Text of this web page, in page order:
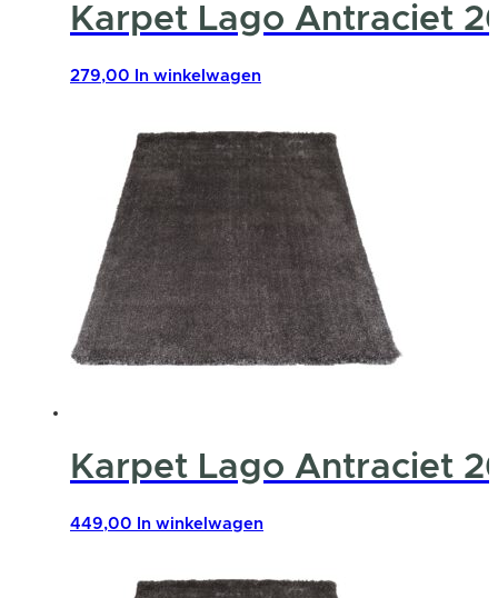
Karpet Lago Antraciet
279,00 In winkelwagen
Karpet Lago Antraciet
449,00 In winkelwagen